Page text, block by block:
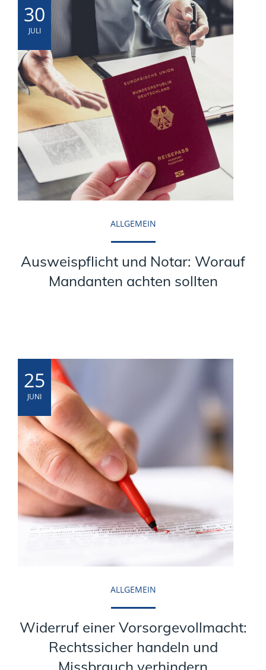
30
JULI
ALLGEMEIN
Ausweispflicht und Notar: Worauf
Mandanten achten sollten
25
JUNI
ALLGEMEIN
Widerruf einer Vorsorgevollmacht:
Rechtssicher handeln und
Missbrauch verhindern